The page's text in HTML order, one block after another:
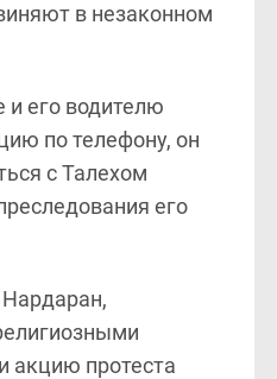
в незаконном
и его водителю
по телефону, он
с Талехом
его
акцию протеста